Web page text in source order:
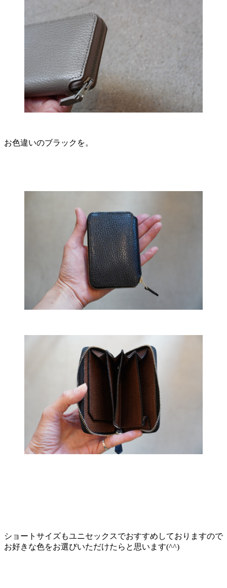
お色違いのブラックを。
ショートサイズもユニセックスでおすすめしておりますので
お好きな色をお選びいただけたらと思います(^^)